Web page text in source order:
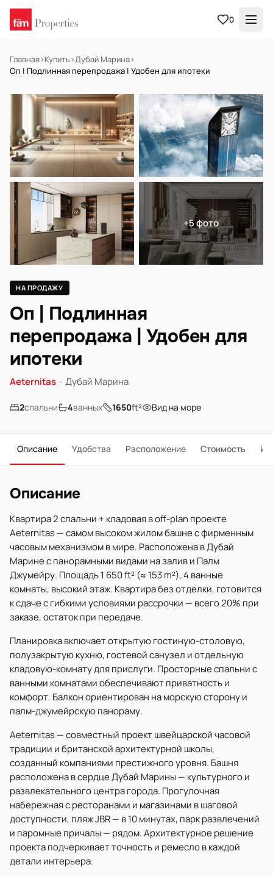
0
Главная›Купить›Дубай Марина›
Оп | Подлинная перепродажа | Удобен для ипотеки
НА ПРОДАЖУ Off-plan
+5 фото
НА ПРОДАЖУ
Оп | Подлинная
перепродажа | Удобен для
ипотеки
Aeternitas · Дубай Марина
2спальни 4ванных 1650ft² Вид на море
Описание Удобства Расположение Стоимость
Описание
Квартира 2 спальни + кладовая в off-plan проекте
Aeternitas — самом высоком жилом башне с фирменным
часовым механизмом в мире. Расположена в Дубай
Марине с панорамными видами на залив и Палм
Джумейру. Площадь 1 650 ft² (≈ 153 m²), 4 ванные
комнаты, высокий этаж. Квартира без отделки, готовится
к сдаче с гибкими условиями рассрочки — всего 20% при
заказе, остаток при передаче.
Планировка включает открытую гостиную-столовую,
полузакрытую кухню, гостевой санузел и отдельную
кладовую-комнату для прислуги. Просторные спальни с
ванными комнатами обеспечивают приватность и
комфорт. Балкон ориентирован на морскую сторону и
палм-джумейрскую панораму.
Aeternitas — совместный проект швейцарской часовой
традиции и британской архитектурной школы,
созданный компаниями престижного уровня. Башня
расположена в сердце Дубай Марины — культурного и
развлекательного центра города. Прогулочная
набережная с ресторанами и магазинами в шаговой
доступности, пляж JBR — в 10 минутах, парк развлечений
и паромные причалы — рядом. Архитектурное решение
проекта подчеркивает точность и ремесло в каждой
детали интерьера.